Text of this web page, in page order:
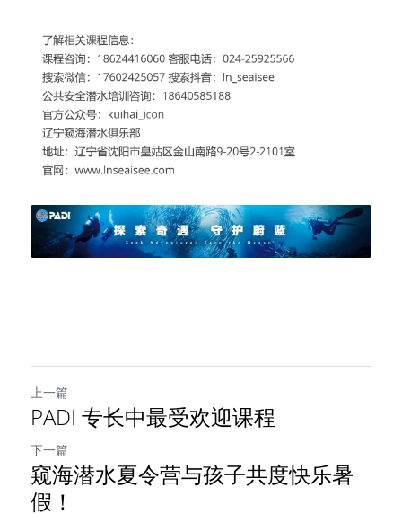
上一篇
PADI 专长中最受欢迎课程
下一篇
窥海潜水夏令营与孩子共度快乐暑
假！